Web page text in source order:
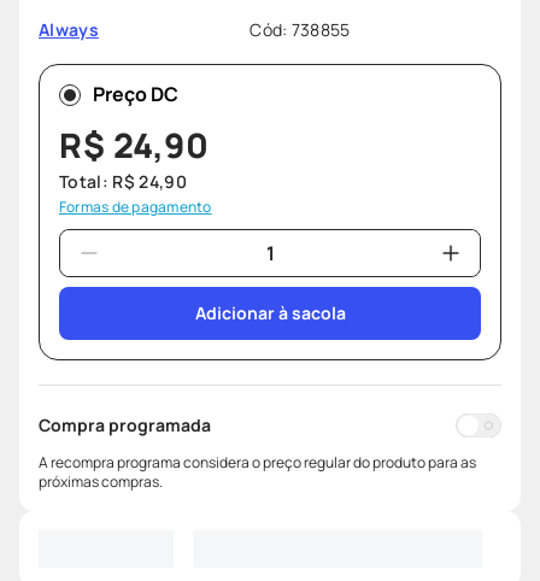
10º teste gravidez
Always
Cód: 738855
Preço DC
R$ 24,90
Total: R$ 24,90
Formas de pagamento
Adicionar à sacola
Compra programada
A recompra programa considera o preço regular do produto para as
próximas compras.